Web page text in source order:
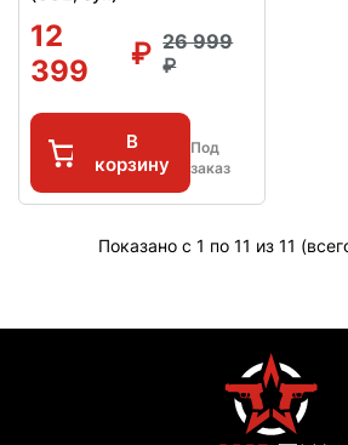
12
399
26 999
В
корзину
Под
заказ
Показано с 1 по 11 из 11